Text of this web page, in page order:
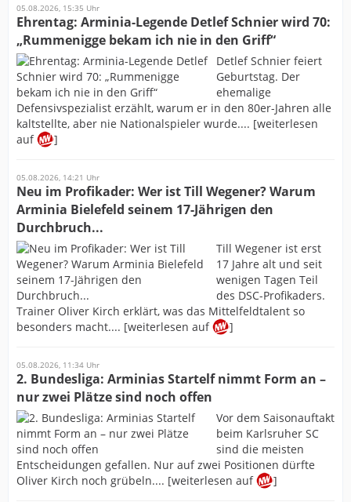
05.08.2026, 15:35 Uhr
Ehrentag: Arminia-Legende Detlef Schnier wird 70:
„Rummenigge bekam ich nie in den Griff“
Detlef Schnier feiert
Geburtstag. Der
ehemalige
Defensivspezialist erzählt, warum er in den 80er-Jahren alle
kaltstellte, aber nie Nationalspieler wurde.... [weiterlesen
auf
]
05.08.2026, 14:21 Uhr
Neu im Profikader: Wer ist Till Wegener? Warum
Arminia Bielefeld seinem 17-Jährigen den
Durchbruch...
Till Wegener ist erst
17 Jahre alt und seit
wenigen Tagen Teil
des DSC-Profikaders.
Trainer Oliver Kirch erklärt, was das Mittelfeldtalent so
besonders macht.... [weiterlesen auf
]
05.08.2026, 11:34 Uhr
2. Bundesliga: Arminias Startelf nimmt Form an –
nur zwei Plätze sind noch offen
Vor dem Saisonauftakt
beim Karlsruher SC
sind die meisten
Entscheidungen gefallen. Nur auf zwei Positionen dürfte
Oliver Kirch noch grübeln.... [weiterlesen auf
]